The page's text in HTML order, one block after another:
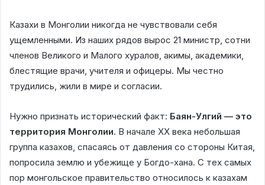
Казахи в Монголии никогда не чувствовали себя
ущемленными. Из наших рядов вырос 21 министр, сотни
членов Великого и Малого хуралов, акимы, академики,
блестящие врачи, учителя и офицеры. Мы честно
трудились, жили в мире и согласии.
Нужно признать исторический факт: Баян-Улгий — это
территория Монголии. В начале XX века небольшая
группа казахов, спасаясь от давления со стороны Китая,
попросила землю и убежище у Богдо-хана. С тех самых
пор монгольское правительство относилось к казахам